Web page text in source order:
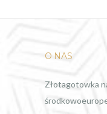
O NAS
Złotagotowka